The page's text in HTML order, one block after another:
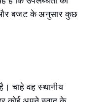
और बजट के अनुसार कुछ
चाहे वह स्थानीय